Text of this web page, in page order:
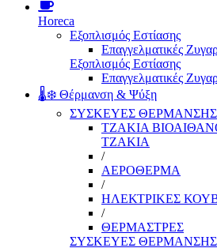
Horeca
Εξοπλισμός Εστίασης
Επαγγελματικές
Εξοπλισμός Εστίασης
Επαγγελματικές
🌡️❄️ Θέρμανση & Ψύξη
ΣΥΣΚΕΥΕΣ ΘΕΡΜΑΝΣΗΣ
ΤΖΑΚΙΑ
ΤΖΑΚΙΑ
/
ΑΕΡΟΘΕΡΜΑ
/
ΗΛΕΚΤΡΙΚΕΣ
/
ΘΕΡΜΑΣΤΡΕΣ
ΣΥΣΚΕΥΕΣ ΘΕΡΜΑΝΣΗΣ